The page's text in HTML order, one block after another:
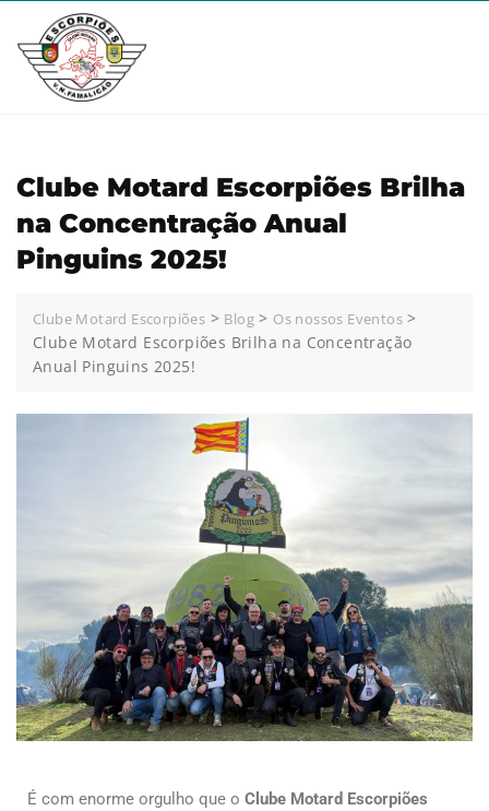
Clube Motard Escorpiões Brilha
na Concentração Anual
Pinguins 2025!
Clube Motard Escorpiões > Blog > Os nossos Eventos >
Clube Motard Escorpiões Brilha na Concentração
Anual Pinguins 2025!
É com enorme orgulho que o Clube Motard Escorpiões